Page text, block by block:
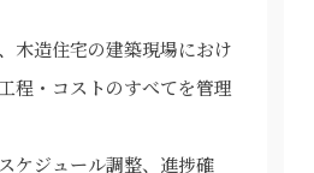
木造住宅の建築現場におけ
程・コストのすべてを管理
ケジュール調整、進捗確